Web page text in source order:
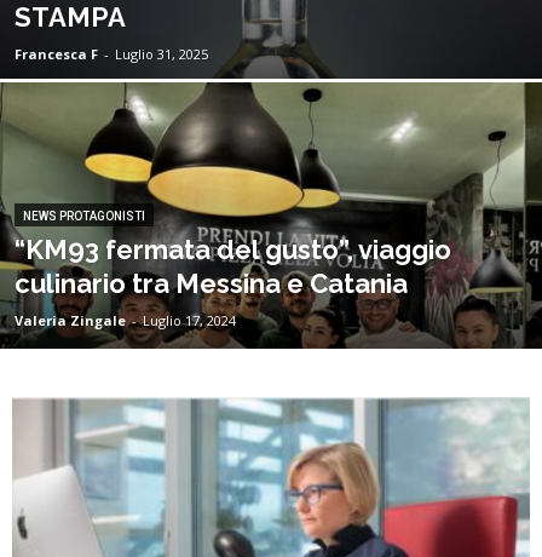
STAMPA
Francesca F - Luglio 31, 2025
NEWS PROTAGONISTI
“KM93 fermata del gusto”, viaggio
culinario tra Messina e Catania
Valeria Zingale - Luglio 17, 2024